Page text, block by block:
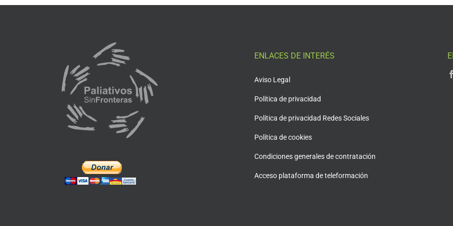
ENLACES DE INTERÉS
Aviso Legal
Política de privacidad
Política de privacidad Redes Sociales
Política de cookies
Condiciones generales de contratación
Acceso plataforma de teleformación